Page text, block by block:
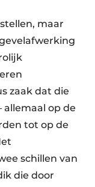
maar
zaak dat die
allemaal op de
tot op de
schillen van
die door